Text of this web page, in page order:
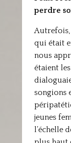
perdre
Autrefois,
qui était
nous
étaient
songions
jeunes
l’échelle